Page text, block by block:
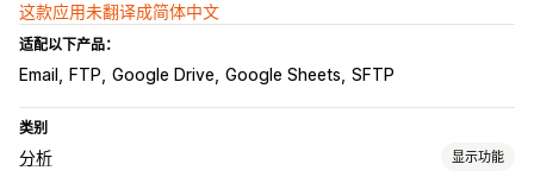
这款应用未翻译成简体中文
适配以下产品：
Email FTP Google Drive Google Sheets SFTP
类别
分析 显示功能